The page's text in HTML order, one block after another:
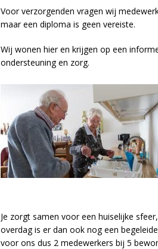
Voor verzorgenden vragen wij
maar een diploma is geen vereiste.
Wij wonen hier en krijgen op een
ondersteuning en zorg.
Je zorgt samen voor een huiselijke
overdag is er dan ook nog een
voor ons dus 2 medewerkers bij 5